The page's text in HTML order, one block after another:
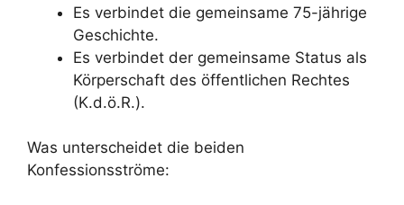
Es verbindet die gemeinsame 75-jährige
Geschichte.
Es verbindet der gemeinsame Status als
Körperschaft des öffentlichen Rechtes
(K.d.ö.R.).
Was unterscheidet die beiden
Konfessionsströme: